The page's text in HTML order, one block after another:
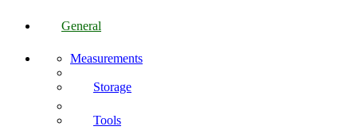
General
Measurements
Storage
Tools